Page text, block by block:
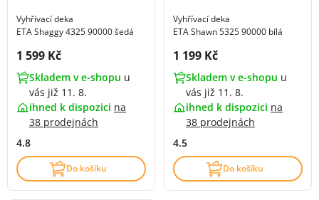
Vyhřívací deka
ETA Shaggy 4325 90000 šedá
Cena s DPH:
1 599 Kč
Skladem v e-shopu u
vás již 11. 8.
ihned k dispozici na
38 prodejnách
4.8
Do košíku
Vyhřívací deka
ETA Shawn 5325 90000 bílá
Cena s DPH:
1 199 Kč
Skladem v e-shopu u
vás již 11. 8.
ihned k dispozici na
38 prodejnách
4.5
Do košíku